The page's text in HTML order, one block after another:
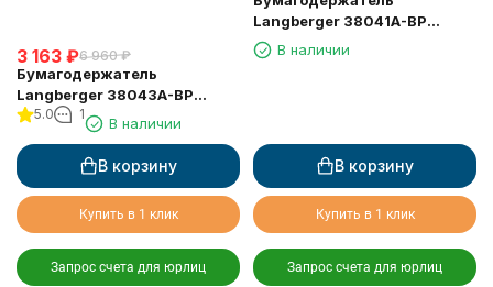
3 163 ₽6 960 ₽
Бумагодержатель
Langberger 38043A-BP
туалетной бумаги без
крышки квадратный черный
5.0 1
В наличии
В корзину
Купить в 1 клик
Запрос счета для юрлиц
Langberger 38041A-BP
туалетной бумаги с
крышкой черный
В наличии
В корзину
Купить в 1 клик
Запрос счета для юрлиц